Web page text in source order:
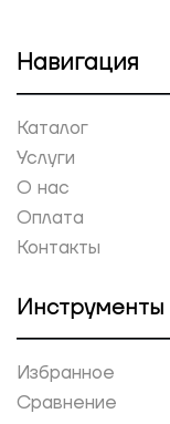
Навигация
Каталог
Услуги
О нас
Оплата
Контакты
Инструменты
Избранное
Сравнение